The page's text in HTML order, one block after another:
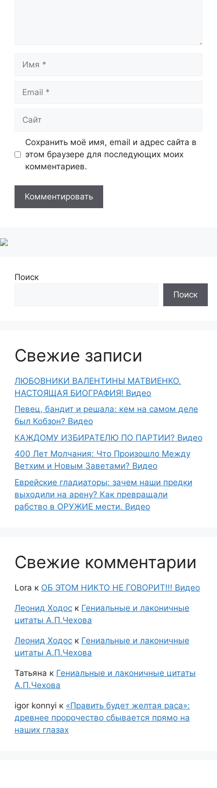
Имя
Email
Сайт
Сохранить моё имя, email и адрес сайта в
этом браузере для последующих моих
комментариев.
Поиск
Поиск
Свежие записи
ЛЮБОВНИКИ ВАЛЕНТИНЫ МАТВИЕНКО.
НАСТОЯЩАЯ БИОГРАФИЯ! Видео
Певец, бандит и решала: кем на самом деле
был Кобзон? Видео
КАЖДОМУ ИЗБИРАТЕЛЮ ПО ПАРТИИ? Видео
400 Лет Молчания: Что Произошло Между
Ветхим и Новым Заветами? Видео
Еврейские гладиаторы: зачем наши предки
выходили на арену? Как превращали
рабство в ОРУЖИЕ мести. Видео
Свежие комментарии
Lora к ОБ ЭТОМ НИКТО НЕ ГОВОРИТ!!! Видео
Леонид Ходос к Гениальные и лаконичные
цитаты А.П.Чехова
Леонид Ходос к Гениальные и лаконичные
цитаты А.П.Чехова
Татьяна к Гениальные и лаконичные цитаты
А.П.Чехова
igor konnyi к «Править будет желтая раса»:
древнее пророчество сбывается прямо на
наших глазах